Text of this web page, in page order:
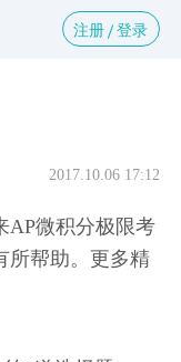
注册 登录
2017.10.06 17:12
微积分极限考
所帮助。更多精